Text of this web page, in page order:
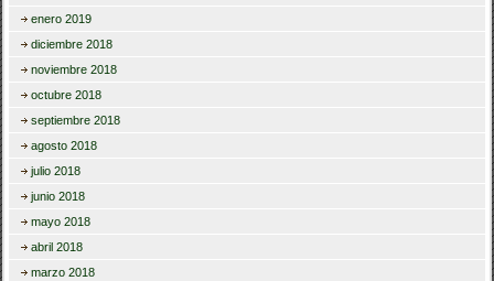
enero 2019
diciembre 2018
noviembre 2018
octubre 2018
septiembre 2018
agosto 2018
julio 2018
junio 2018
mayo 2018
abril 2018
marzo 2018